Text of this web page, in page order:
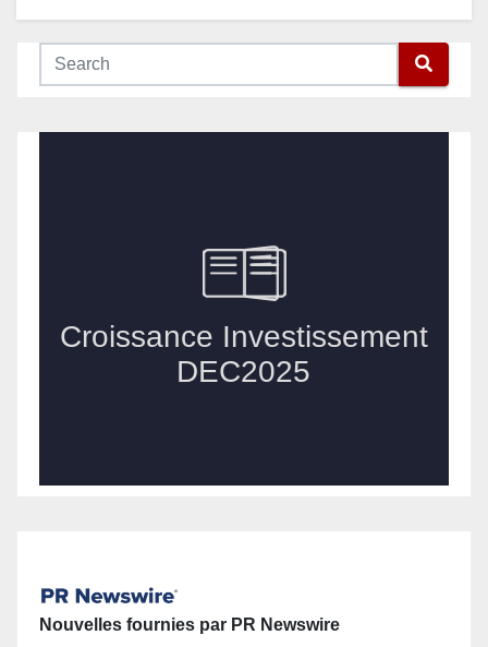
Nouvelles fournies par PR Newswire